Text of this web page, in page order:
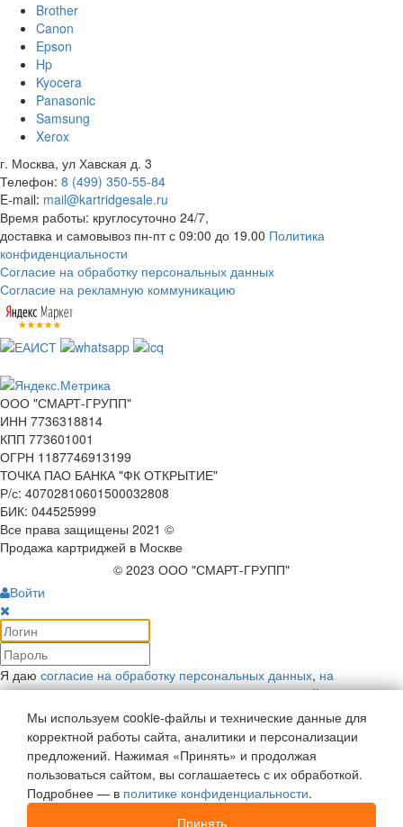
Brother
Canon
Epson
Hp
Kyocera
Panasonic
Samsung
Xerox
г. Москва, ул Хавская д. 3
Телефон: 8 (499) 350-55-84
E-mail: mail@kartridgesale.ru
Время работы: круглосуточно 24/7,
доставка и самовывоз пн-пт с 09:00 до 19.00 Политика
конфиденциальности
Согласие на обработку персональных данных
Согласие на рекламную коммуникацию
ООО "СМАРТ-ГРУПП"
ИНН 7736318814
КПП 773601001
ОГРН 1187746913199
ТОЧКА ПАО БАНКА "ФК ОТКРЫТИЕ"
Р/с: 40702810601500032808
БИК: 044525999
Все права защищены 2021 ©
Продажа картриджей в Москве
© 2023 ООО "СМАРТ-ГРУПП"
Войти
Я даю согласие на обработку персональных данных, на
рекламную коммуникациюи соглашаюсь сполитикой
конфиденциальности
Войти
Напомнить пароль
Войти как пользователь:
Регистрация
Мы используем cookie-файлы и технические данные для
корректной работы сайта, аналитики и персонализации
предложений. Нажимая «Принять» и продолжая
пользоваться сайтом, вы соглашаетесь с их обработкой.
Подробнее — в политике конфиденциальности.
Принять